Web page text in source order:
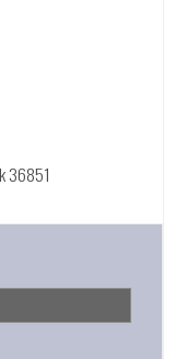
36851